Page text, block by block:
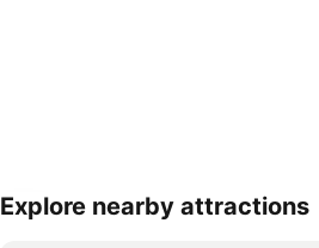
Ανάπτυξη χάρτη
Explore nearby attractions